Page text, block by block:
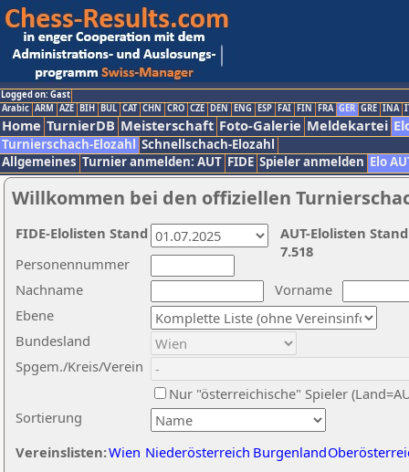
Logged on: Gast
Arabic ARM AZE BIH BUL CAT CHN CRO CZE DEN ENG ESP FAI FIN FRA GER GRE INA
Home TurnierDB Meisterschaft Foto-Galerie Meldekartei
Turnierschach-Elozahl Schnellschach-Elozahl
Allgemeines Turnier anmelden: AUT FIDE Spieler anmelden Elo
Willkommen bei den offiziellen
Nachname
Vorname
Ebene
Sortierung
Personennummer
Bundesland
Spgem./Kreis/Verein
Nur "österreichische" Spieler
Vereinslisten:Wien Niederösterreich Burgenland
AUT-Elolisten
7.518
FIDE-Elolisten Stand